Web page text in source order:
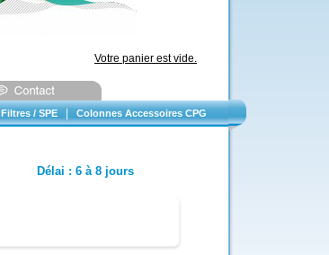
Votre panier est vide.
Filtres / SPE Colonnes Accessoires CPG
Délai : 6 à 8 jours